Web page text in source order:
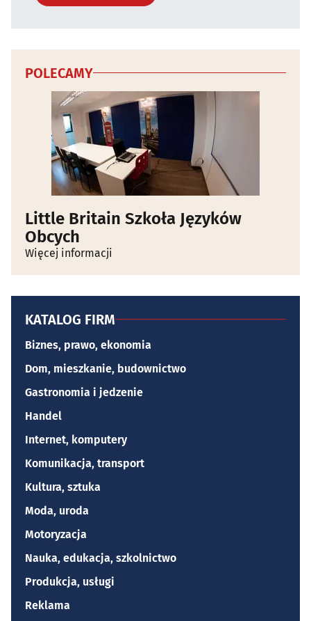
POLECAMY
Little Britain Szkoła Języków
Obcych
Więcej informacji
KATALOG FIRM
Biznes, prawo, ekonomia
Dom, mieszkanie, budownictwo
Gastronomia i jedzenie
Handel
Internet, komputery
Komunikacja, transport
Kultura, sztuka
Moda, uroda
Motoryzacja
Nauka, edukacja, szkolnictwo
Produkcja, usługi
Reklama